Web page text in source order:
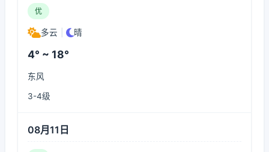
优
多云 晴
4° ~ 18°
东风
3-4级
08月11日